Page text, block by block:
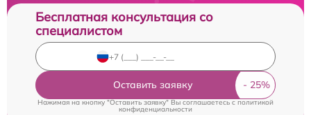
Бесплатная консультация со
специалистом
Оставить заявку
Нажимая на кнопку "Оставить заявку" Вы соглашаетесь c политикой
конфиденциальности